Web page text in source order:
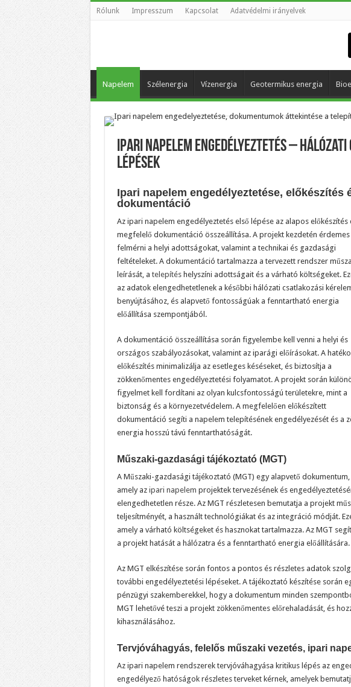
Rólunk Impresszum Kapcsolat Adatvédelmi irányelvek
Napelem Szélenergia Vízenergia Geotermikus energia
Ipari napelem engedélyeztetés –
lépések
Ipari napelem engedélyeztetése, előkészítés
dokumentáció
Az ipari napelem engedélyeztetés első lépése az alapos előkészítés
megfelelő dokumentáció összeállítása. A projekt kezdetén érdemes
felmérni a helyi adottságokat, valamint a technikai és gazdasági
feltételeket. A dokumentáció tartalmazza a tervezett rendszer
leírását, a telepítéshelyszíni adottságait és a várható költségeket.
az adatok elengedhetetlenek a későbbi hálózati csatlakozási
benyújtásához, és alapvető fontosságúak a fenntartható energia
előállítása szempontjából.
A dokumentáció összeállítása során figyelembe kell venni a helyi és
országos szabályozásokat, valamint az iparági előírásokat. A
előkészítés minimalizálja az esetleges késéseket, és biztosítja a
zökkenőmentes engedélyeztetési folyamatot. A projekt során
figyelmet kell fordítani az olyan kulcsfontosságú területekre, mint a
biztonság és a környezetvédelem. A megfelelően előkészített
dokumentáció segíti a napelem telepítésének engedélyezését és a
energia hosszú távú fenntarthatóságát.
Műszaki-gazdasági tájékoztató (MGT)
A Műszaki-gazdasági tájékoztató (MGT) egy alapvető dokumentum,
amely az ipari napelem projektek tervezésének és
elengedhetetlen része. Az MGT részletesen bemutatja a projekt
teljesítményét, a használt technológiákat és az integráció módját.
amely a várható költségeket és hasznokat tartalmazza. Az MGT
a projekt hatását a hálózatra és a fenntartható energia előállítására.
Az MGT elkészítése során fontos a pontos és részletes adatok
további engedélyeztetési lépéseket. A tájékoztató készítése során
pénzügyi szakemberekkel, hogy a dokumentum minden
MGT lehetővé teszi a projekt zökkenőmentes előrehaladását, és
kihasználásához.
Tervjóváhagyás, felelős műszaki vezetés, ipari
Az ipari napelem rendszerek tervjóváhagyása kritikus lépés az
engedélyező hatóságok részletes terveket kérnek, amelyek